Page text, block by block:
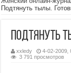
MansMag.ru: стиль,
Стоит или нет:
Как найти гармонию в
Подтянуть тылы.
Подтянуть
xxledy 4-02-2009,
3 791 просмотров